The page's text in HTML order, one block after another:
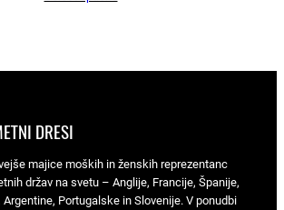
DRESI
majice moških in ženskih reprezentanc
držav na svetu – Anglije, Francije, Španije,
Portugalske in Slovenije. V ponudbi